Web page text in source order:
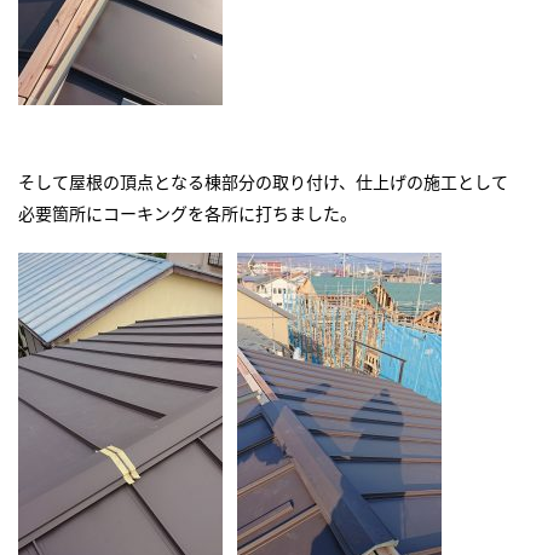
そして屋根の頂点となる棟部分の取り付け、仕上げの施工として
必要箇所にコーキングを各所に打ちました。